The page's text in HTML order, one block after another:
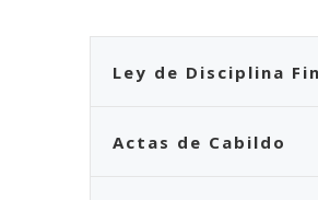
Ley de Disciplina
Actas de Cabildo